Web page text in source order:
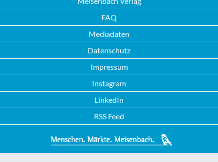
FAQ
Mediadaten
Datenschutz
Impressum
Instagram
LinkedIn
RSS Feed